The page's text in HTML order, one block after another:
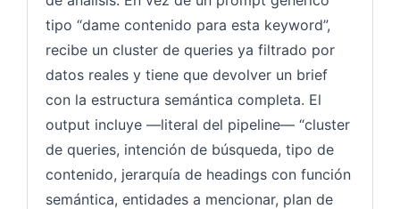
tipo “dame contenido para esta keyword”,
recibe un cluster de queries ya filtrado por
datos reales y tiene que devolver un brief
con la estructura semántica completa. El
output incluye —literal del pipeline— “cluster
de queries, intención de búsqueda, tipo de
contenido, jerarquía de headings con función
semántica, entidades a mencionar, plan de